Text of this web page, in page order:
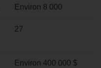
Environ 8 000
27
Environ 400 000 $